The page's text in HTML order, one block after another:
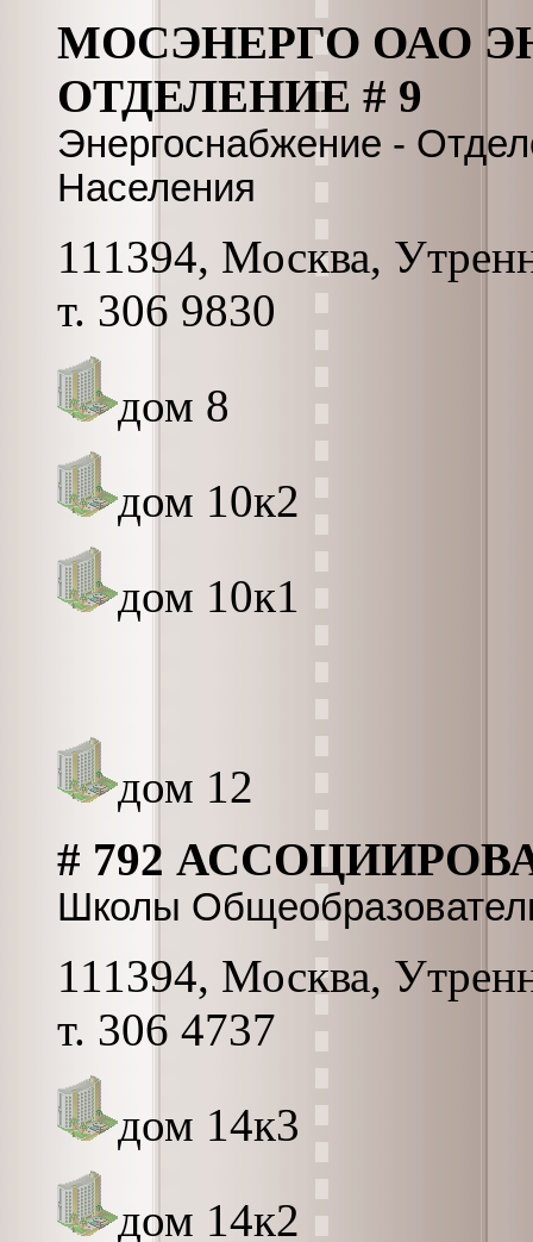
МОСЭНЕРГО ОАО
ОТДЕЛЕНИЕ # 9
Энергоснабжение -
Населения
111394, Москва,
т. 306 9830
дом 8
дом 10к2
дом 10к1
дом 12
# 792
Школы
111394, Москва,
т. 306 4737
дом 14к3
дом 14к2